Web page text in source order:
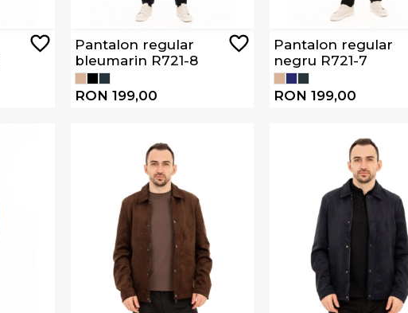
Pantalon regular
bleumarin R721-8
RON 199,00
Pantalon regular
negru R721-7
RON 199,00